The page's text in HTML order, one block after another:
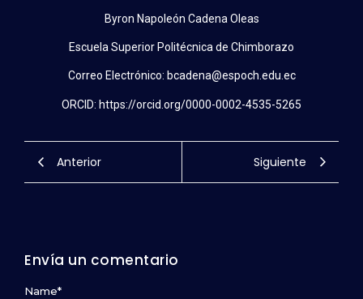
Byron Napoleón Cadena Oleas
Escuela Superior Politécnica de Chimborazo
Correo Electrónico: bcadena@espoch.edu.ec
ORCID: https://orcid.org/0000-0002-4535-5265
Anterior Siguiente
Envía un comentario
Name*